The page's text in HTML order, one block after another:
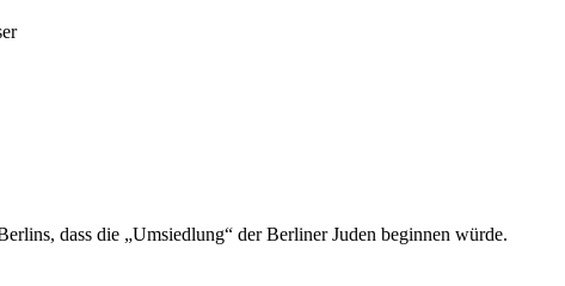
dass die „Umsiedlung“ der Berliner Juden beginnen würde.